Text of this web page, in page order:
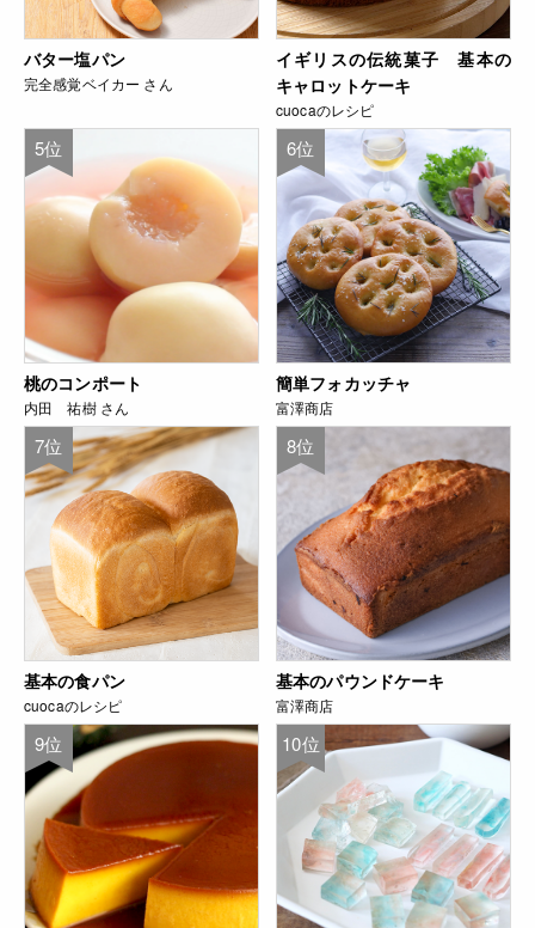
バター塩パン
完全感覚ベイカー さん
イギリスの伝統菓子 基本の
キャロットケーキ
cuocaのレシピ
5位
桃のコンポート
内田 祐樹 さん
6位
簡単フォカッチャ
富澤商店
7位
基本の食パン
cuocaのレシピ
8位
基本のパウンドケーキ
富澤商店
9位 10位